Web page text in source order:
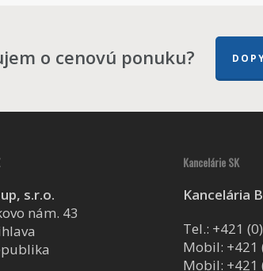
o cenovú ponuku?
s.r.o.
nám. 43
Kancelárie SK
Kancelária
Tel.: +421
Mobil: +421
Mobil: +421